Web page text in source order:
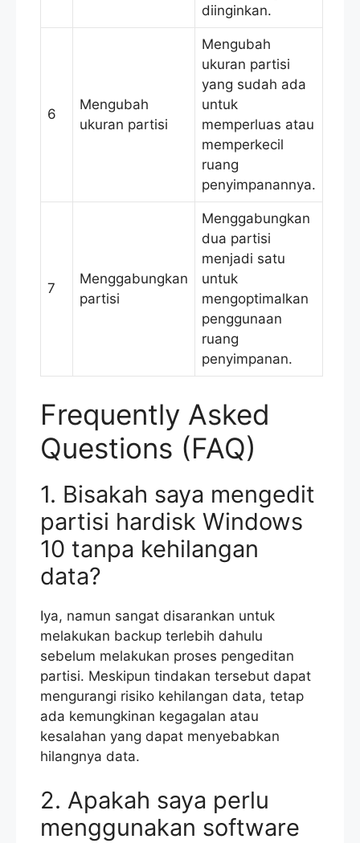
diinginkan.
6
Mengubah
ukuran partisi
Mengubah
ukuran partisi
yang sudah ada
untuk
memperluas atau
memperkecil
ruang
penyimpanannya.
7
Menggabungkan
partisi
Menggabungkan
dua partisi
menjadi satu
untuk
mengoptimalkan
penggunaan
ruang
penyimpanan.
Frequently Asked
Questions (FAQ)
1. Bisakah saya mengedit
partisi hardisk Windows
10 tanpa kehilangan
data?
Iya, namun sangat disarankan untuk
melakukan backup terlebih dahulu
sebelum melakukan proses pengeditan
partisi. Meskipun tindakan tersebut dapat
mengurangi risiko kehilangan data, tetap
ada kemungkinan kegagalan atau
kesalahan yang dapat menyebabkan
hilangnya data.
2. Apakah saya perlu
menggunakan software